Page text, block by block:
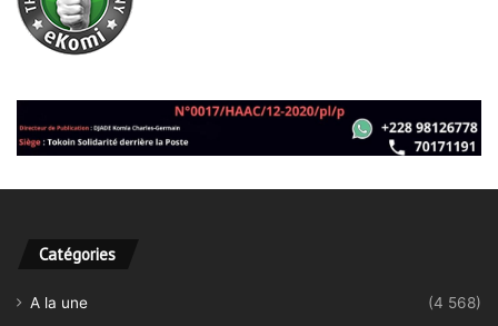
Catégories
A la une
(4 568)